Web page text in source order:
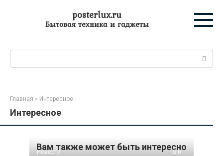
posterlux.ru
Бытовая техника и гаджеты
Главная » Интересное
Интересное
Вам также может быть интересно
Новости 0